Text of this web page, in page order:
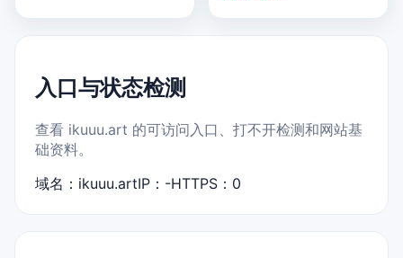
入口与状态检测
查看 ikuuu.art 的可访问入口、打不开检测和网站基
础资料。
域名：ikuuu.artIP：-HTTPS：0